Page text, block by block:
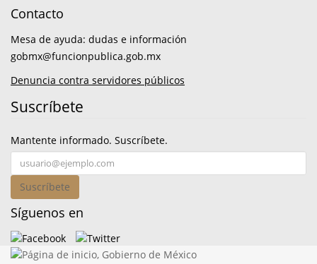
Contacto
Mesa de ayuda: dudas e información
gobmx@funcionpublica.gob.mx
Denuncia contra servidores públicos
Suscríbete
Mantente informado. Suscríbete.
Suscríbete
Síguenos en